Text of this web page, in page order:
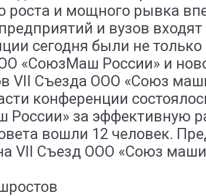
роста и мощного рывка
и вузов
сегодня были не
«СоюзМаш России» и
VII Съезда ООО «Союз
конференции
за эффективную
вошли 12 человек.
VII Съезд ООО «Союз